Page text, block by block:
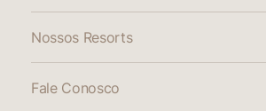
Nossos Resorts
Fale Conosco